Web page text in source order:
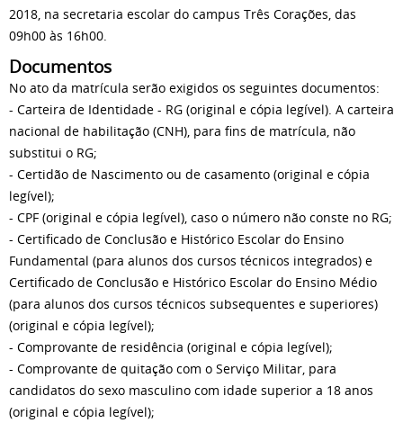
2018, na secretaria escolar do campus Três Corações, das
09h00 às 16h00.
Documentos
No ato da matrícula serão exigidos os seguintes documentos:
- Carteira de Identidade - RG (original e cópia legível). A carteira
nacional de habilitação (CNH), para fins de matrícula, não
substitui o RG;
- Certidão de Nascimento ou de casamento (original e cópia
legível);
- CPF (original e cópia legível), caso o número não conste no RG;
- Certificado de Conclusão e Histórico Escolar do Ensino
Fundamental (para alunos dos cursos técnicos integrados) e
Certificado de Conclusão e Histórico Escolar do Ensino Médio
(para alunos dos cursos técnicos subsequentes e superiores)
(original e cópia legível);
- Comprovante de residência (original e cópia legível);
- Comprovante de quitação com o Serviço Militar, para
candidatos do sexo masculino com idade superior a 18 anos
(original e cópia legível);